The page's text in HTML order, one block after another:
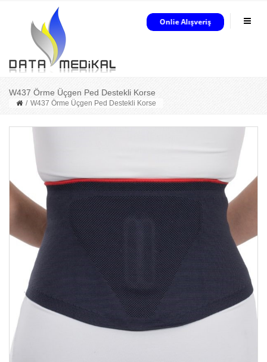
W437 Örme Üçgen Ped Destekli Korse
/ W437 Örme Üçgen Ped Destekli Korse